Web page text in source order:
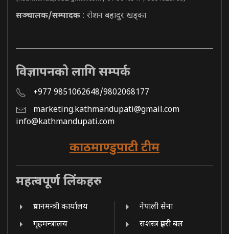
सञ्चालक/सम्पादक : रोशन बहादुर खड्का
विज्ञापनको लागि सम्पर्क
+977 9851062648/9802068177
marketing.kathmandupati@gmail.com
info@kathmandupati.com
काठमाण्डुपाटी टीम
महत्वपूर्ण लिंकहरु
प्रधानमन्त्री कार्यालय
गृहमन्त्रालय
नेपाली सेना
सशस्त्र प्रहरी बल